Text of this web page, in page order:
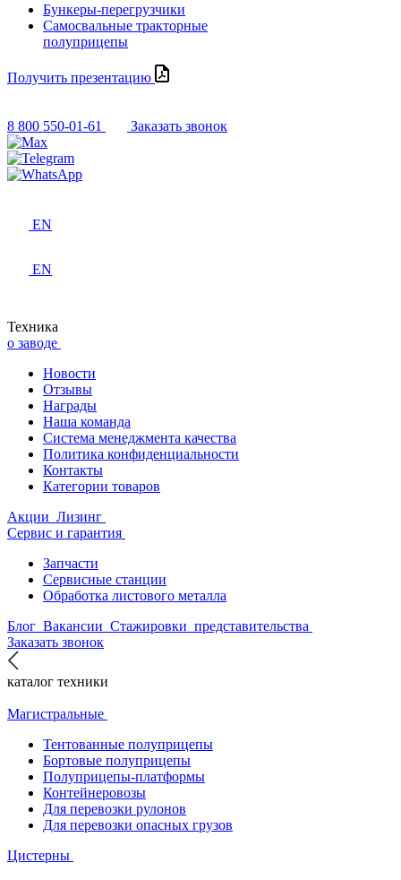
Бункеры-перегрузчики
Самосвальные тракторные
полуприцепы
Получить презентацию
8 800 550-01-61 Заказать звонок
EN
EN
Техника
о заводе
Новости
Отзывы
Награды
Наша команда
Система менеджмента качества
Политика конфиденциальности
Контакты
Категории товаров
Акции Лизинг
Сервис и гарантия
Запчасти
Сервисные станции
Обработка листового металла
Блог Вакансии Стажировки представительства
Заказать звонок
каталог техники
Магистральные
Тентованные полуприцепы
Бортовые полуприцепы
Полуприцепы-платформы
Контейнеровозы
Для перевозки рулонов
Для перевозки опасных грузов
Цистерны